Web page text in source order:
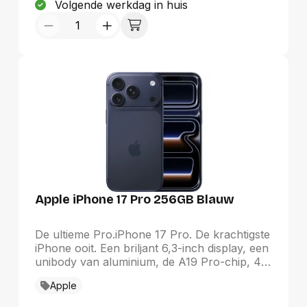
achter: 50MP + 8MP nachtzichtCamera
voor: 8MPOpladen: 18W bedraadSIM: Dual
a/b/g/n/ac), NFCSensoren: accelerometer,
gyroscoop, kompas,
omgevingslichtsensorAfmetingen: 170 mm ×
80 mm × 12 mmGewicht: 276 g
Volgende werkdag in huis
Apple iPhone 17 Pro 256GB Blauw
De ultieme Pro.iPhone 17 Pro. De krachtigste
iPhone ooit. Een briljant 6,3-inch display, een
unibody van aluminium, de A19 Pro-chip, 48
ongekende batterijduur.&nbsp;Unibody. Voor
Apple